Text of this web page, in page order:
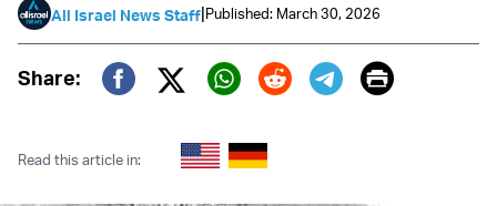
All Israel News Staff|Published: March 30, 2026
Share:
Twitter (X)
Print
Read this article in: